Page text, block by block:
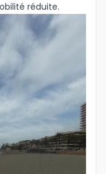
réduite.